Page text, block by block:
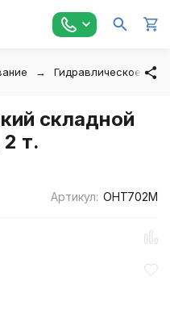
Гидравлическое
складной
т.
Артикул: OHT702M